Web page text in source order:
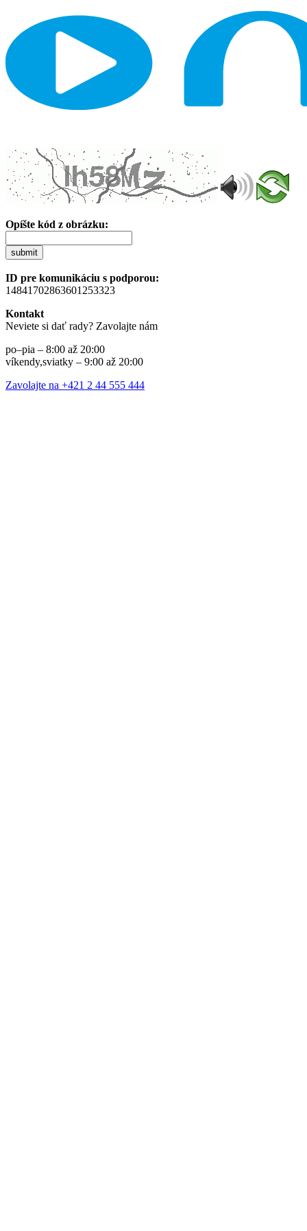
Opíšte kód z obrázku:
submit
ID pre komunikáciu s podporou:
14841702863601253323
Kontakt
Neviete si dať rady? Zavolajte nám
po–pia – 8:00 až 20:00
víkendy,sviatky – 9:00 až 20:00
Zavolajte na +421 2 44 555 444